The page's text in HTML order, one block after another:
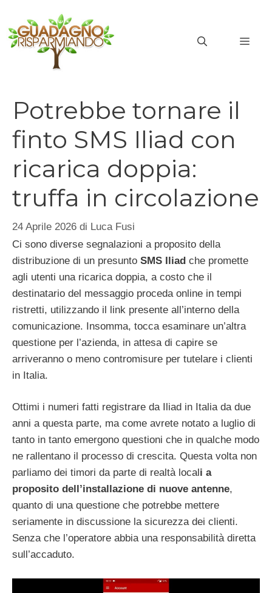
contenuto
Potrebbe tornare il
finto SMS Iliad con
ricarica doppia:
truffa in circolazione
24 Aprile 2026 di Luca Fusi
Ci sono diverse segnalazioni a proposito della
distribuzione di un presunto SMS Iliad che promette
agli utenti una ricarica doppia, a costo che il
destinatario del messaggio proceda online in tempi
ristretti, utilizzando il link presente all’interno della
comunicazione. Insomma, tocca esaminare un’altra
questione per l’azienda, in attesa di capire se
arriveranno o meno contromisure per tutelare i clienti
in Italia.
Ottimi i numeri fatti registrare da Iliad in Italia da due
anni a questa parte, ma come avrete notato a luglio di
tanto in tanto emergono questioni che in qualche modo
ne rallentano il processo di crescita. Questa volta non
parliamo dei timori da parte di realtà locali a
proposito dell’installazione di nuove antenne,
quanto di una questione che potrebbe mettere
seriamente in discussione la sicurezza dei clienti.
Senza che l’operatore abbia una responsabilità diretta
sull’accaduto.